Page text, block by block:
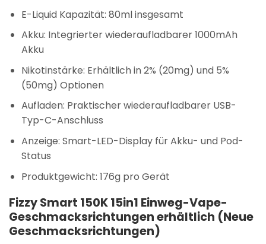
E-Liquid Kapazität: 80ml insgesamt
Akku: Integrierter wiederaufladbarer 1000mAh
Akku
Nikotinstärke: Erhältlich in 2% (20mg) und 5%
(50mg) Optionen
Aufladen: Praktischer wiederaufladbarer USB-
Typ-C-Anschluss
Anzeige: Smart-LED-Display für Akku- und Pod-
Status
Produktgewicht: 176g pro Gerät
Fizzy Smart 150K 15in1 Einweg-Vape-
Geschmacksrichtungen erhältlich (Neue
Geschmacksrichtungen)